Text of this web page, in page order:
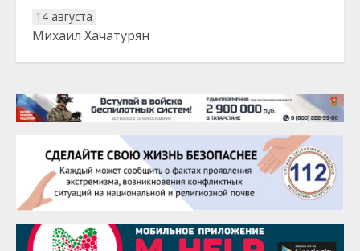
14 августа
Михаил Хачатурян
20 августа
22 августа
Евгений Ефимов
25 августа
Сэсэгма Бубеева
28 августа
Чингиз Мустафаев
29 августа